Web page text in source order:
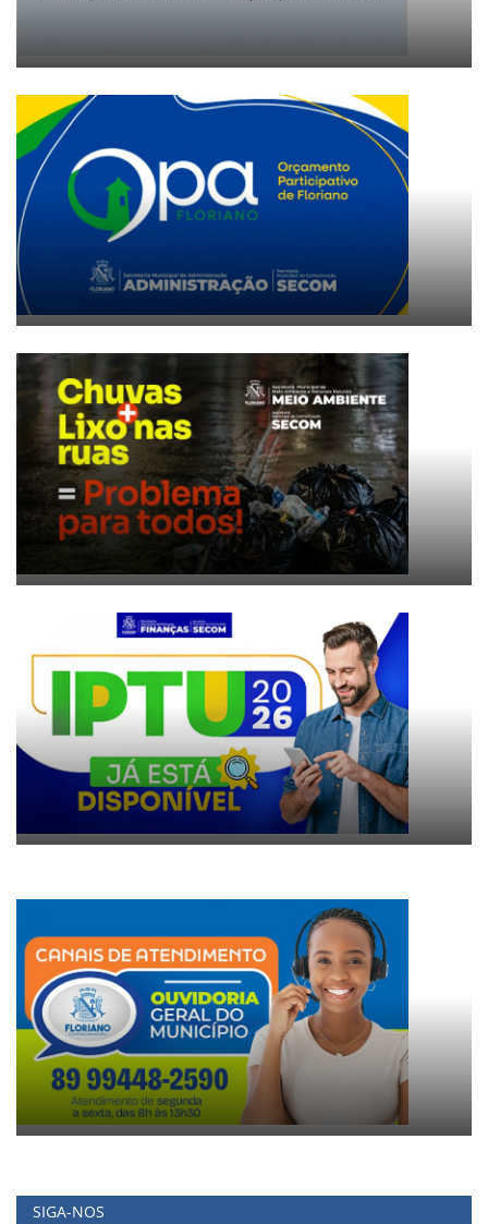
SIGA-NOS